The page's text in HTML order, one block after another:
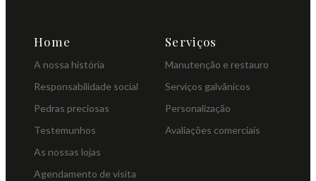
Home
A nossa história
Responsabilidade social
Pedras preciosas
Testemunhos
As nossas lojas
Agendamento de visita
Serviços
Manutenção e restauro
Serviços galvânicos
Personalização
Avaliações comerciais